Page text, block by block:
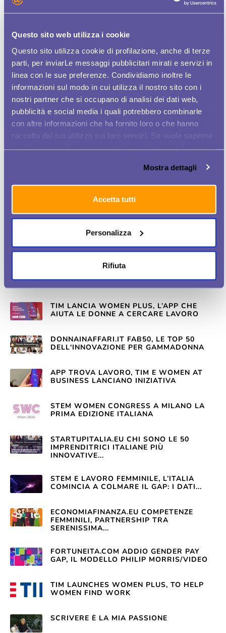
Questo sito web utilizza i cookie
Questo sito utilizza cookie di profilazione, anche di terze
parti, per inviarLe messaggi pubblicitari mirati e servizi in
linea con le sue preferenze. Condividiamo inoltre le
informazioni sul modo in cui utilizza il nostro sito con i
nostri partner che si occupano di analisi dei dati web,
pubblicità e social media i quali potrebbero combinarle
con altre informazioni che ha fornito loro o che hanno
raccolto dal tuo utilizzo sui loro servizi. Se vuole saperne
sul tasto "Accetta tutti". Se non vuole i cookie di
profilazione può negare il consenso sul tasto "Rifiuta".
Mostra dettagli
Accetta tutti
Personalizza
Rifiuta
TIM LANCIA WOMEN PLUS, APP DEDICATA
ALLE DONNE PER CERCARE LAVORO
DONNE E LAVORO, TIM LANCIA LA APP
WOMEN PLUS
TIM LANCIA WOMEN PLUS, LA PRIMA APP
TIM LANCIA LA APP WOMEN PLUS PER
AIUTARE LE DONNE NELLA RICERCA DEL...
TIM LANCIA WOMEN PLUS, LA PRIMA APP
TIM LANCIA WOMEN PLUS, APP PER
LAVORO
AIUTA LE DONNE A CERCARE LAVORO
TIM LANCIA WOMEN PLUS, L’APP CHE
AIUTA LE DONNE A CERCARE LAVORO
DONNAINAFFARI.IT FAB50, LE TOP 50
DELL'INNOVAZIONE PER GAMMADONNA
APP TROVA LAVORO, TIM E WOMEN AT
BUSINESS LANCIANO INIZIATIVA
STEM WOMEN CONGRESS A MILANO LA
PRIMA EDIZIONE ITALIANA
STARTUPITALIA.EU CHI SONO LE 50
IMPRENDITRICI ITALIANE PIÙ
INNOVATIVE...
STEM E LAVORO FEMMINILE, L’ITALIA
COMINCIA A COLMARE IL GAP: I DATI...
ECONOMIAFINANZA.EU COMPETENZE
FEMMINILI, PARTNERSHIP TRA
SERENISSIMA...
FORTUNEITA.COM ADDIO GENDER PAY
GAP, IL MODELLO PHILIP MORRIS/VIDEO
TIM LAUNCHES WOMEN PLUS, TO HELP
WOMEN FIND WORK
SCRIVERE È LA MIA PASSIONE